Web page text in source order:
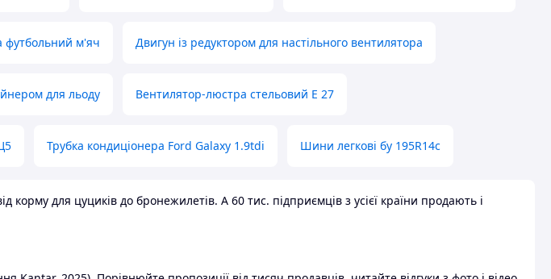
футбольний м'яч Двигун із редуктором для настільного вентилятора
для льоду Вентилятор-люстра стельовий E 27
Трубка кондиціонера Ford Galaxy 1.9tdi Шини легкові бу 195R14c
для цуциків до бронежилетів. А 60 тис. підприємців з усієї країни продають і